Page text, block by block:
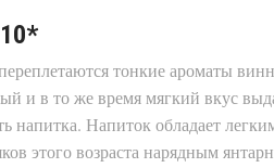
тонкие ароматы
и в то же время мягкий вкус
напитка. Напиток обладает
этого возраста нарядным